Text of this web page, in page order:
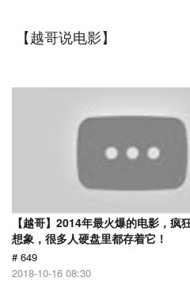
【越哥说电影】
【越哥】2014年最火爆的电影，疯
想象，很多人硬盘里都存着它！
# 649
2018-10-16 08:30